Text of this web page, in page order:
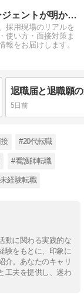
内定の裏側｜元人事×元エージェントが明かす転職の本音ブログ
採用現場のリアルを
使い方・面接対策ま
報をお届けします。
5日前
#20代転職
#看護師転職
経験転職
動に関わる実践的な
験をもとに、印象に
介。あなたのキャリ
工夫を提供し、迷わ